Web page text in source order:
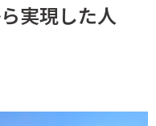
実現した人